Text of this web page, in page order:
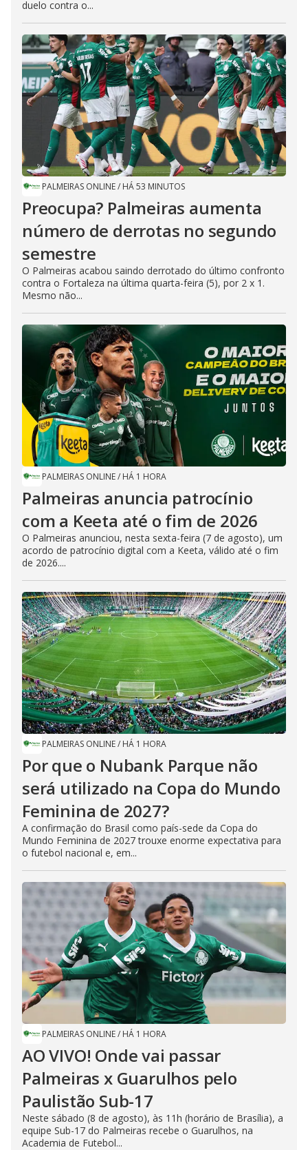
duelo contra o...
PALMEIRAS ONLINE/ HÁ 53 MINUTOS
Preocupa? Palmeiras aumenta
número de derrotas no segundo
semestre
O Palmeiras acabou saindo derrotado do último confronto
contra o Fortaleza na última quarta-feira (5), por 2 x 1.
Mesmo não...
PALMEIRAS ONLINE/ HÁ 1 HORA
Palmeiras anuncia patrocínio
com a Keeta até o fim de 2026
O Palmeiras anunciou, nesta sexta-feira (7 de agosto), um
acordo de patrocínio digital com a Keeta, válido até o fim
de 2026....
PALMEIRAS ONLINE/ HÁ 1 HORA
Por que o Nubank Parque não
será utilizado na Copa do Mundo
Feminina de 2027?
A confirmação do Brasil como país-sede da Copa do
Mundo Feminina de 2027 trouxe enorme expectativa para
o futebol nacional e, em...
PALMEIRAS ONLINE/ HÁ 1 HORA
AO VIVO! Onde vai passar
Palmeiras x Guarulhos pelo
Paulistão Sub-17
Neste sábado (8 de agosto), às 11h (horário de Brasília), a
equipe Sub-17 do Palmeiras recebe o Guarulhos, na
Academia de Futebol...